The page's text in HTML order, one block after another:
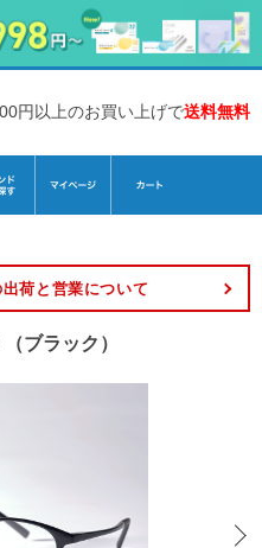
円以上のお買い上げで送料無料
荷と営業について
ブラック）